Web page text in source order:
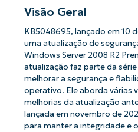
Visão Geral
KB5048695, lançado em 10
uma atualização de
Windows Server 2008 R2
atualização faz parte da
melhorar a segurança e
operativo. Ele aborda várias
melhorias da atualização
lançada em novembro de
para manter a integridade e